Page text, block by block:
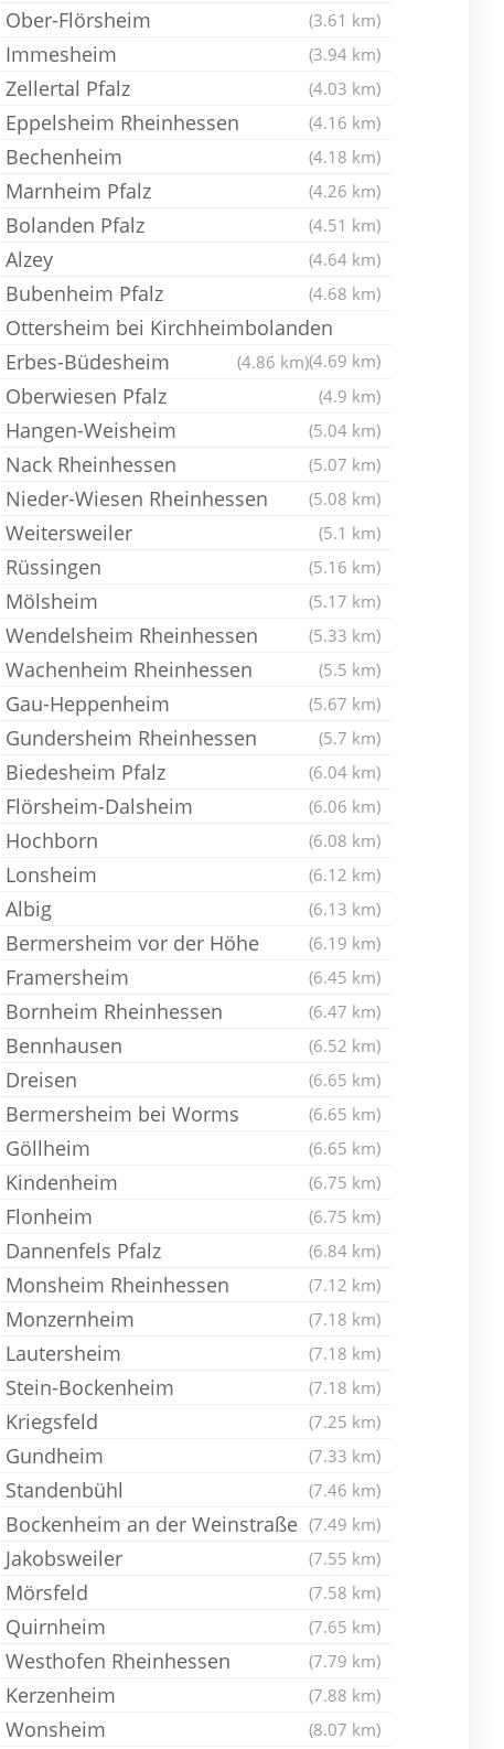
Ober-Flörsheim (3.61 km)
Immesheim (3.94 km)
Zellertal Pfalz (4.03 km)
Eppelsheim Rheinhessen (4.16 km)
Bechenheim (4.18 km)
Marnheim Pfalz (4.26 km)
Bolanden Pfalz (4.51 km)
Alzey (4.64 km)
Bubenheim Pfalz (4.68 km)
Ottersheim bei Kirchheimbolanden
(4.69 km)
Erbes-Büdesheim (4.86 km)
Oberwiesen Pfalz (4.9 km)
Hangen-Weisheim (5.04 km)
Nack Rheinhessen (5.07 km)
Nieder-Wiesen Rheinhessen (5.08 km)
Weitersweiler (5.1 km)
Rüssingen (5.16 km)
Mölsheim (5.17 km)
Wendelsheim Rheinhessen (5.33 km)
Wachenheim Rheinhessen (5.5 km)
Gau-Heppenheim (5.67 km)
Gundersheim Rheinhessen (5.7 km)
Biedesheim Pfalz (6.04 km)
Flörsheim-Dalsheim (6.06 km)
Hochborn (6.08 km)
Lonsheim (6.12 km)
Albig (6.13 km)
Bermersheim vor der Höhe (6.19 km)
Framersheim (6.45 km)
Bornheim Rheinhessen (6.47 km)
Bennhausen (6.52 km)
Dreisen (6.65 km)
Bermersheim bei Worms (6.65 km)
Göllheim (6.65 km)
Kindenheim (6.75 km)
Flonheim (6.75 km)
Dannenfels Pfalz (6.84 km)
Monsheim Rheinhessen (7.12 km)
Monzernheim (7.18 km)
Lautersheim (7.18 km)
Stein-Bockenheim (7.18 km)
Kriegsfeld (7.25 km)
Gundheim (7.33 km)
Standenbühl (7.46 km)
Bockenheim an der Weinstraße (7.49 km)
Jakobsweiler (7.55 km)
Mörsfeld (7.58 km)
Quirnheim (7.65 km)
Westhofen Rheinhessen (7.79 km)
Kerzenheim (7.88 km)
Wonsheim (8.07 km)